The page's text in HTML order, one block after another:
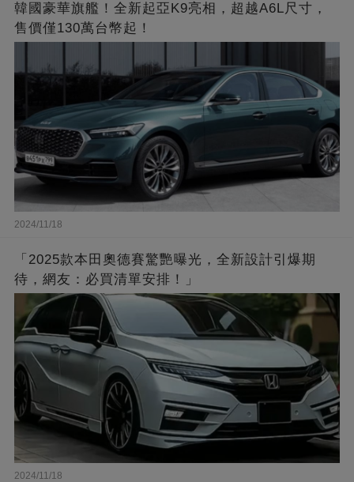
韓國豪華旗艦！全新起亞K9亮相，超越A6L尺寸，
售價僅130萬台幣起！
2024/11/18
「2025款本田奧德賽驚艷曝光，全新設計引爆期
待，網友：必買清單安排！」
2024/11/18